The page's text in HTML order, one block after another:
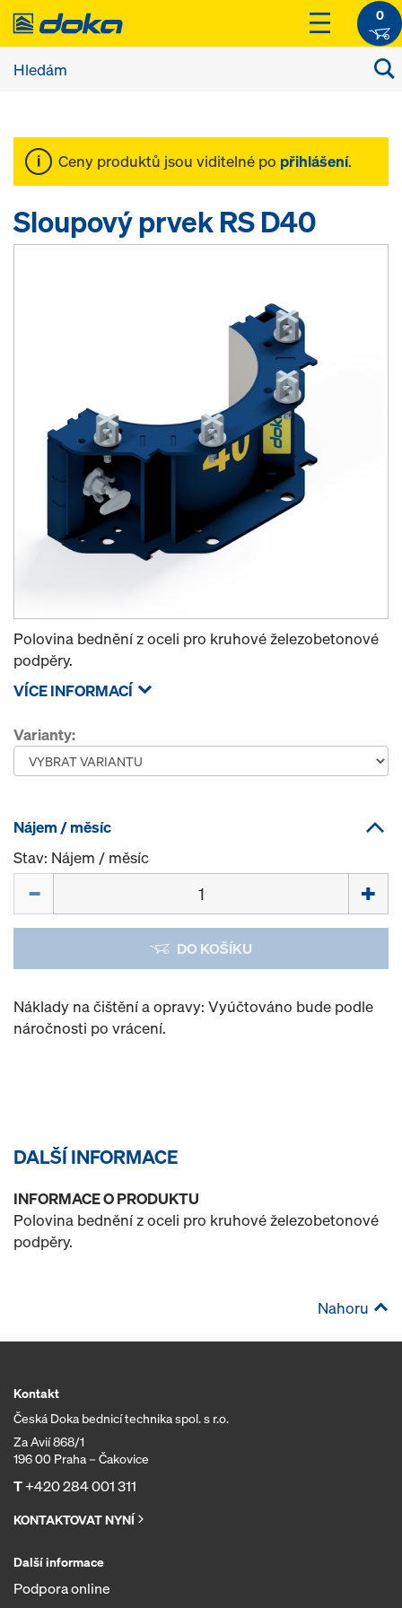
0
Ceny produktů jsou viditelné po přihlášení.
Sloupový prvek RS D40
Polovina bednění z oceli pro kruhové železobetonové
podpěry.
VÍCE INFORMACÍ
Varianty:
Nájem / měsíc
Stav: Nájem / měsíc
DO KOŠÍKU
Náklady na čištění a opravy: Vyúčtováno bude podle
náročnosti po vrácení.
DALŠÍ INFORMACE
INFORMACE O PRODUKTU
Polovina bednění z oceli pro kruhové železobetonové
podpěry.
Nahoru
Kontakt
Česká Doka bednicí technika spol. s r.o.
Za Avií 868/1
196 00 Praha – Čakovice
T+420 284 001 311
KONTAKTOVAT NYNÍ
Další informace
Podpora online